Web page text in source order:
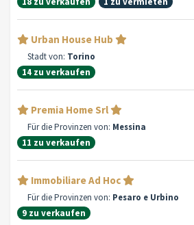
Urban House Hub
Stadt von: Torino
14 zu verkaufen
Premia Home Srl
Für die Provinzen von: Messina
11 zu verkaufen
Immobiliare Ad Hoc
Für die Provinzen von: Pesaro e Urbino
9 zu verkaufen